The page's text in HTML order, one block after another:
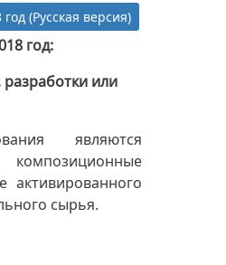
(Русская версия)
год
или
являются
активированного
сырья.